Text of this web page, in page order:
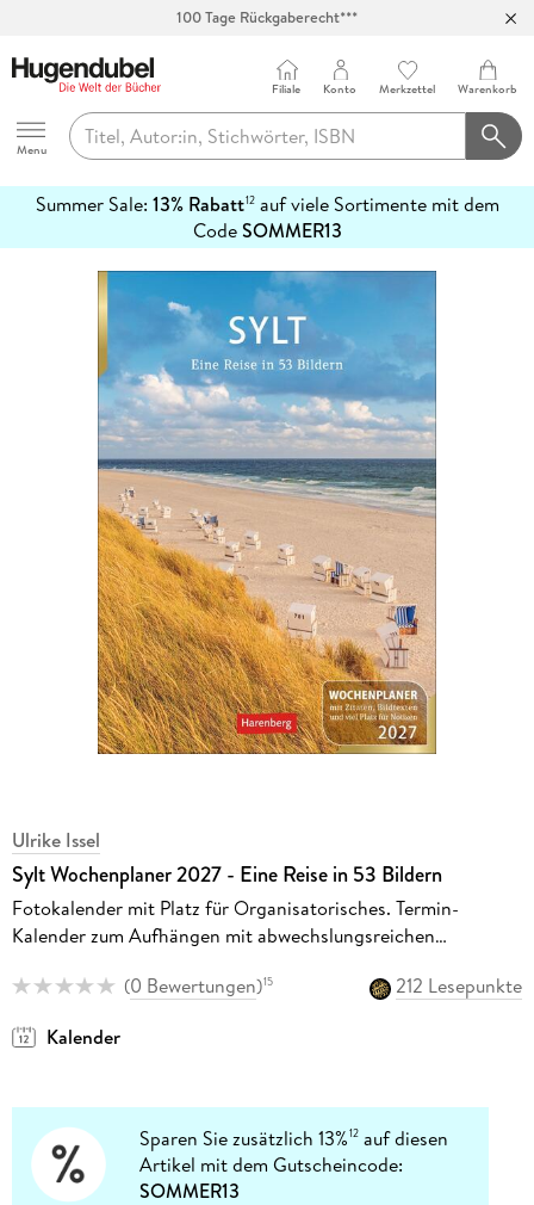
100 Tage Rückgaberecht***
Hugendubel
Menu
Filiale Konto Merkzettel Warenkorb
Summer Sale: 13% Rabatt12auf viele Sortimente mit dem
CodeSOMMER13
erfahren
Ulrike Issel
Sylt Wochenplaner 2027 - Eine Reise in 53 Bildern
Fotokalender mit Platz für Organisatorisches. Termin-
Kalender zum Aufhängen mit abwechslungsreichen
(0 Bewertungen)15
212 Lesepunkte
Kalender
Sparen Sie zusätzlich 13%12 auf diesen
Artikel mit dem Gutscheincode:
SOMMER13